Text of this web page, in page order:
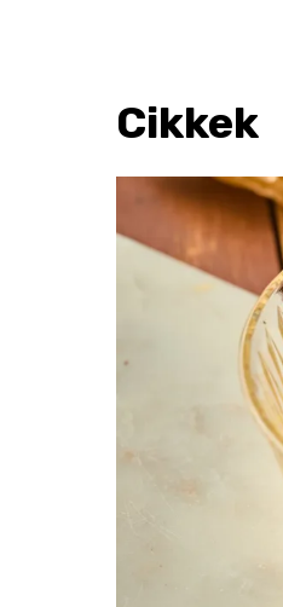
Cikkek